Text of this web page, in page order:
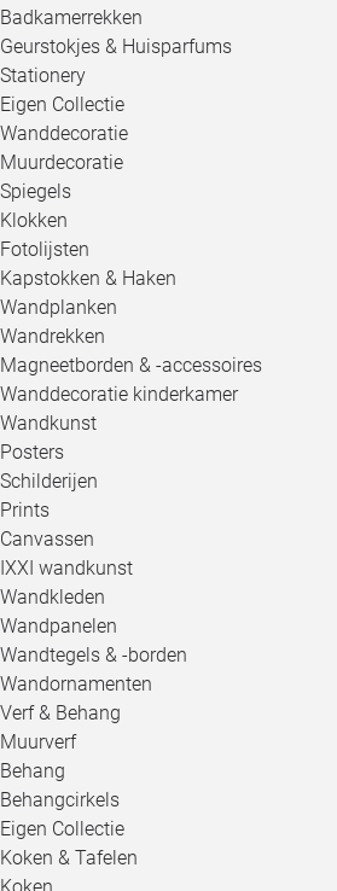
Badkamerrekken
Geurstokjes & Huisparfums
Stationery
Eigen Collectie
Wanddecoratie
Muurdecoratie
Spiegels
Klokken
Fotolijsten
Kapstokken & Haken
Wandplanken
Wandrekken
Magneetborden & -accessoires
Wanddecoratie kinderkamer
Wandkunst
Posters
Schilderijen
Prints
Canvassen
IXXI wandkunst
Wandkleden
Wandpanelen
Wandtegels & -borden
Wandornamenten
Verf & Behang
Muurverf
Behang
Behangcirkels
Eigen Collectie
Koken & Tafelen